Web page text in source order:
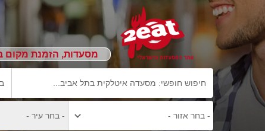
מסעדות, הזמנת מקום